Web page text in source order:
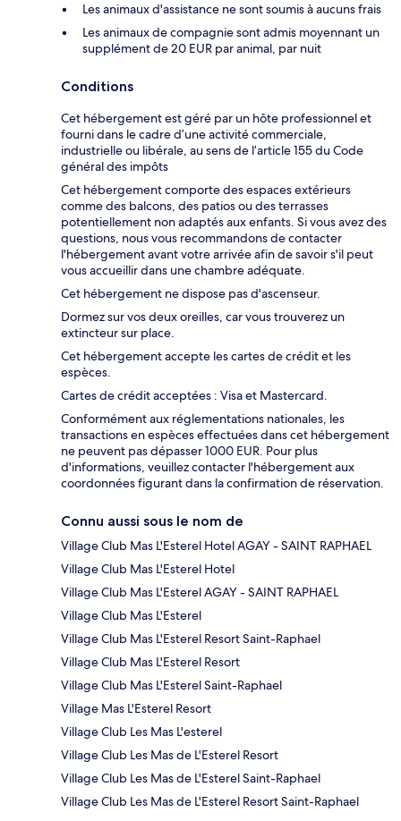
Les animaux d'assistance ne sont soumis à aucuns frais
Les animaux de compagnie sont admis moyennant un
supplément de 20 EUR par animal, par nuit
Conditions
Cet hébergement est géré par un hôte professionnel et
fourni dans le cadre d’une activité commerciale,
industrielle ou libérale, au sens de l’article 155 du Code
général des impôts
Cet hébergement comporte des espaces extérieurs
comme des balcons, des patios ou des terrasses
potentiellement non adaptés aux enfants. Si vous avez des
questions, nous vous recommandons de contacter
l'hébergement avant votre arrivée afin de savoir s'il peut
vous accueillir dans une chambre adéquate.
Cet hébergement ne dispose pas d'ascenseur.
Dormez sur vos deux oreilles, car vous trouverez un
extincteur sur place.
Cet hébergement accepte les cartes de crédit et les
espèces.
Cartes de crédit acceptées : Visa et Mastercard.
Conformément aux réglementations nationales, les
transactions en espèces effectuées dans cet hébergement
ne peuvent pas dépasser 1000 EUR. Pour plus
d'informations, veuillez contacter l'hébergement aux
coordonnées figurant dans la confirmation de réservation.
Connu aussi sous le nom de
Village Club Mas L'Esterel Hotel AGAY - SAINT RAPHAEL
Village Club Mas L'Esterel Hotel
Village Club Mas L'Esterel AGAY - SAINT RAPHAEL
Village Club Mas L'Esterel
Village Club Mas L'Esterel Resort Saint-Raphael
Village Club Mas L'Esterel Resort
Village Club Mas L'Esterel Saint-Raphael
Village Mas L'Esterel Resort
Village Club Les Mas L'esterel
Village Club Les Mas de L'Esterel Resort
Village Club Les Mas de L'Esterel Saint-Raphael
Village Club Les Mas de L'Esterel Resort Saint-Raphael